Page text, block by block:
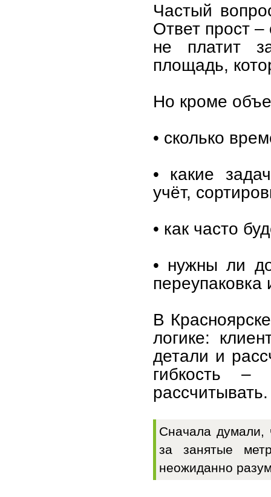
Частый
Ответ прост
не платит
площадь,
Но кроме
• сколько
• какие
учёт,
• как часто
• нужны ли
переупаковка
В
логике:
детали и
гибкость
рассчитывать.
Сначала думали,
за занятые
неожиданно